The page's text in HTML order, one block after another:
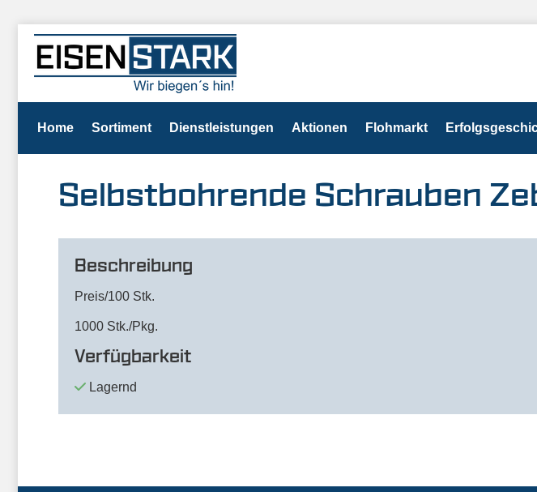
Home Sortiment Dienstleistungen Aktionen Flohmarkt
Selbstbohrende Schrauben
Beschreibung
Preis/100 Stk.
1000 Stk./Pkg.
Verfügbarkeit
Lagernd